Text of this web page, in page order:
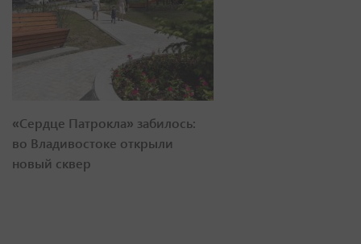
«Сердце Патрокла» забилось:
во Владивостоке открыли
новый сквер